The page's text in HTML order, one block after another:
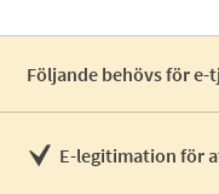
Följande behövs för e-
E-legitimation för